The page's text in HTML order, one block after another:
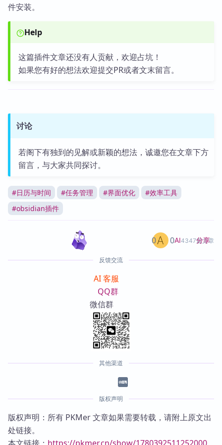
件安装。
Help
这篇插件文章还没有人贡献，欢迎占坑！
如果您有好的想法欢迎提交PR或者文末留言。
讨论
若阁下有独到的见解或新颖的想法，诚邀您在文章下方
留言，与大家共同探讨。
#日历与时间 #任务管理 #界面优化 #效率工具
#obsidian插件
AI4347篇文章
0 0 分享
反馈交流
AI 客服
QQ群
微信群
其他渠道
版权声明
版权声明：所有 PKMer 文章如果需要转载，请附上原文出
处链接。